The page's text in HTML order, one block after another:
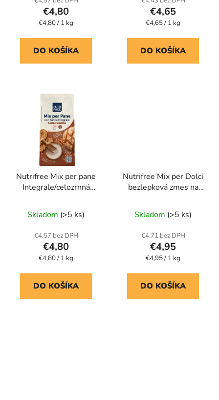
€4,80
Jednotková
€4,80 / 1 kg
DO KOŠÍKA
€4,65
Jednotková
€4,65 / 1 kg
DO KOŠÍKA
Nutrifree Mix per pane
Integrale/celozrnná
hodnotenie
produktu
je
5,0
z
5
hviezdičiek.
Skladom (>5 ks)
€4,57 bez DPH
€4,80
Jednotková
€4,80 / 1 kg
DO KOŠÍKA
Nutrifree Mix per Dolci
bezlepková zmes na
Skladom (>5 ks)
€4,71 bez DPH
€4,95
Jednotková
€4,95 / 1 kg
DO KOŠÍKA